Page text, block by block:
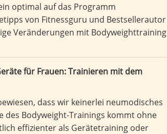
optimal auf das Programm
von Fitnessguru und Bestsellerautor
Veränderungen mit Bodyweighttraining
für Frauen: Trainieren mit dem
dass wir keinerlei neumodisches
Bodyweight-Trainings kommt ohne
effizienter als Gerätetraining oder